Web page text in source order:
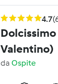
4.7
Dolcissimo
Valentino)
da Ospite